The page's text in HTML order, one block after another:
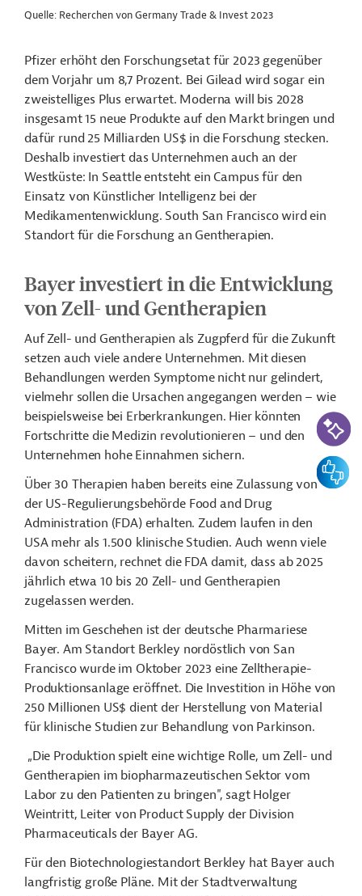
Quelle: Recherchen von Germany Trade & Invest 2023
Pfizer erhöht den Forschungsetat für 2023 gegenüber
dem Vorjahr um 8,7 Prozent. Bei Gilead wird sogar ein
zweistelliges Plus erwartet. Moderna will bis 2028
insgesamt 15 neue Produkte auf den Markt bringen und
dafür rund 25 Milliarden US$ in die Forschung stecken.
Deshalb investiert das Unternehmen auch an der
Westküste: In Seattle entsteht ein Campus für den
Einsatz von Künstlicher Intelligenz bei der
Medikamentenwicklung. South San Francisco wird ein
Standort für die Forschung an Gentherapien.
Bayer investiert in die Entwicklung
von Zell- und Gentherapien
Auf Zell- und Gentherapien als Zugpferd für die Zukunft
setzen auch viele andere Unternehmen. Mit diesen
Behandlungen werden Symptome nicht nur gelindert,
vielmehr sollen die Ursachen angegangen werden – wie
beispielsweise bei Erberkrankungen. Hier könnten
Fortschritte die Medizin revolutionieren – und den
Unternehmen hohe Einnahmen sichern.
Über 30 Therapien haben bereits eine Zulassung von
der US-Regulierungsbehörde Food and Drug
Administration (FDA) erhalten. Zudem laufen in den
USA mehr als 1.500 klinische Studien. Auch wenn viele
davon scheitern, rechnet die FDA damit, dass ab 2025
jährlich etwa 10 bis 20 Zell- und Gentherapien
zugelassen werden.
Mitten im Geschehen ist der deutsche Pharmariese
Bayer. Am Standort Berkley nordöstlich von San
Francisco wurde im Oktober 2023 eine Zelltherapie-
Produktionsanlage eröffnet. Die Investition in Höhe von
250 Millionen US$ dient der Herstellung von Material
für klinische Studien zur Behandlung von Parkinson.
„Die Produktion spielt eine wichtige Rolle, um Zell- und
Gentherapien im biopharmazeutischen Sektor vom
Labor zu den Patienten zu bringen", sagt Holger
Weintritt, Leiter von Product Supply der Division
Pharmaceuticals der Bayer AG.
Für den Biotechnologiestandort Berkley hat Bayer auch
langfristig große Pläne. Mit der Stadtverwaltung
KI-